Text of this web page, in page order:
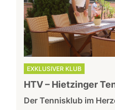
EXKLUSIVER KLUB
HTV – Hietzinger
Der Tennisklub im